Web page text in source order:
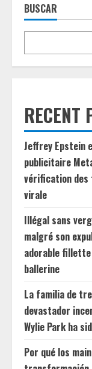
BUSCAR
RECENT
Jeffrey Epstein
publicitaire
vérification
virale
Illégal sans
malgré son
adorable
ballerine
La familia de
devastador
Wylie Park ha
Por qué los